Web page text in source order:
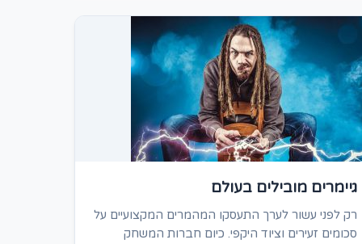
גיימרים מובילים בעולם
רק לפני עשור לערך התעסקו המהמרים המקצועיים על
סכומים זעירים וציוד היקפי. כיום חברות המשחק